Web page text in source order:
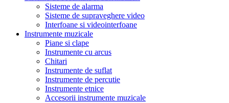
Sisteme de alarma
Sisteme de supraveghere video
Interfoane si videointerfoane
Instrumente muzicale
Piane si clape
Instrumente cu arcus
Chitari
Instrumente de suflat
Instrumente de percutie
Instrumente etnice
Accesorii instrumente muzicale